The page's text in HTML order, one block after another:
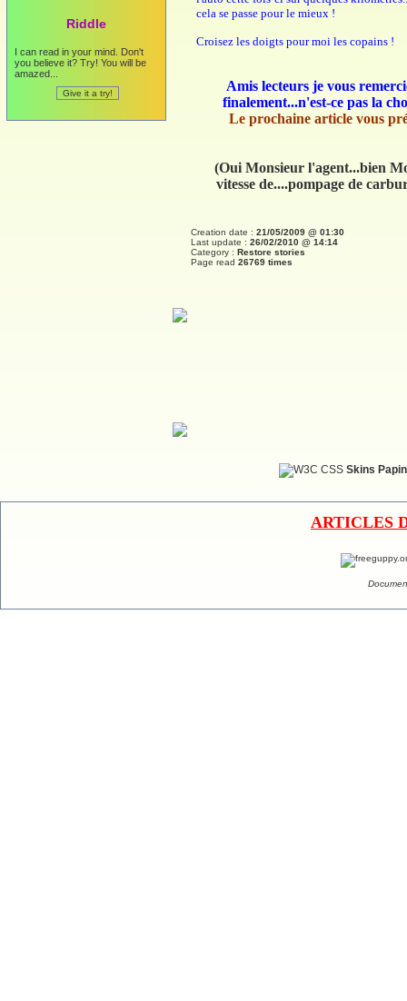
Riddle
I can read in your mind. Don't
you believe it? Try! You will be
amazed...
cela se passe pour le mieux !
Croisez les doigts pour moi les copains !
Amis lecteurs je vous
finalement...n'est-ce pas la
Le prochaine article vous
(Oui Monsieur l'agent...bien
vitesse de....pompage de
Creation date : 21/05/2009 @ 01:30
Last update : 26/02/2010 @ 14:14
Category : Restore stories
Page read 26769 times
Skins
ARTICLES